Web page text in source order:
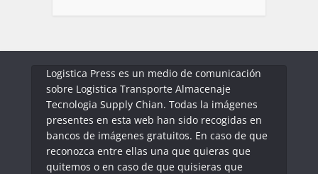
Logistica Press es un medio de comunicación
sobre Logistica Transporte Almacenaje
Tecnologia Supply Chian. Todas la imágenes
presentes en esta web han sido recogidas en
bancos de imágenes gratuitos. En caso de que
reconozca entre ellas una que quieras que
quitemos o en caso de que quisieras que